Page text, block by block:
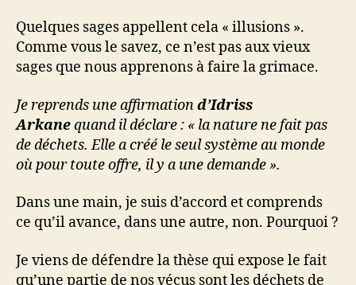
Quelques sages appellent cela « illusions ».
Comme vous le savez, ce n’est pas aux vieux
sages que nous apprenons à faire la grimace.
Je reprends une affirmationd’Idriss
Arkanequand il déclare : « la nature ne fait pas
de déchets. Elle a créé le seul système au monde
où pour toute offre, il y a une demande ».
Dans une main, je suis d’accord et comprends
ce qu’il avance, dans une autre, non. Pourquoi ?
Je viens de défendre la thèse qui expose le fait
qu’une partie de nos vécus sont les déchets de